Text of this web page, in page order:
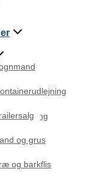
og grus
og barkflis
grus